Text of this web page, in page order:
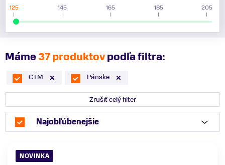
125 145 165 185 205
Máme37 produktovpodľa filtra:
CTM Pánske
Zrušiť celý filter
Najobľúbenejšie
NOVINKA